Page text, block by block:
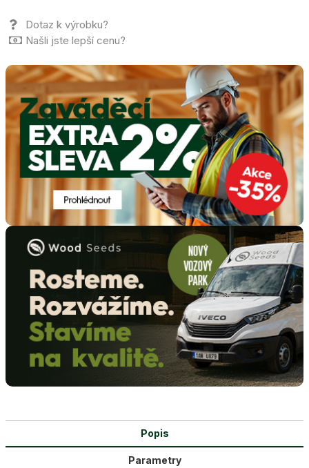
Dotaz k výrobku?
Našli jste lepší cenu?
Popis
Parametry